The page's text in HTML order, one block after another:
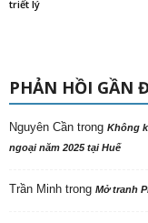
triết lý
PHẢN HỒI GẦN
Nguyên Cần trong Không
ngoại năm 2025 tại Huế
Trần Minh trong Mở tranh